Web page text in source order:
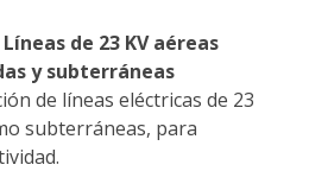
de 23 KV aéreas
y subterráneas
de líneas eléctricas de 23
subterráneas, para